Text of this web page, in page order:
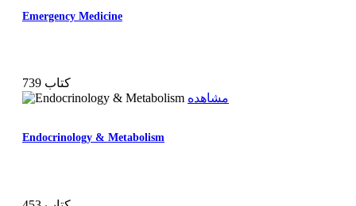
Emergency Medicine
739 کتاب
مشاهده
Endocrinology & Metabolism